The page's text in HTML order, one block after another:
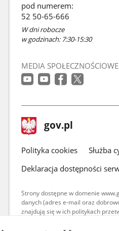
nowym
oknie
pod numerem:
52 50-65-666
W dni robocze
w godzinach: 7:30-15:30
MEDIA
stopka
gov.pl Strona
gov.pl
gov.pl
Polityka cookies Służba
Deklaracja dostępności
Strony dostępne w domenie
danych (adres e-mail oraz
znajdują się w ich politykach